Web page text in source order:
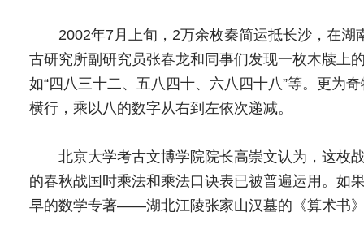
2002年7月上旬，2万余枚秦简运抵长沙，在湖
古研究所副研究员张春龙和同事们发现一枚木牍上
如“四八三十二、五八四十、六八四十八”等。更为
横行，乘以八的数字从右到左依次递减。
北京大学考古文博学院院长高崇文认为，这枚战
的春秋战国时乘法和乘法口诀表已被普遍运用。如
早的数学专著――湖北江陵张家山汉墓的《算术书